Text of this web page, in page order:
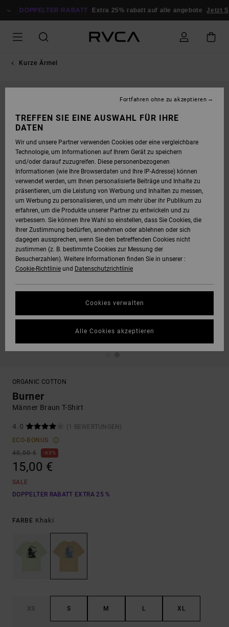
ZUR
DOPPELTER RABATT Extra 25% rabatt auf alle angebote Jetzt
Kurze Ärmel
ORGANIC COTTON
Burner
Männer Braun T-Shirt
4.0
(1 BEWERTUNGEN)
ECO-BONUS
40,00 €
63%
15,00 €
SALE
DOPPELTER RABATT EXTRA 25 %
FARBE Khaki
XS S M L XL
TREFFEN SIE EINE AUSWAHL FÜR IHRE
DATEN
Wir und unsere Partner verwenden Cookies oder eine vergleichbare
Technologie, um Informationen auf Ihrem Gerät zu speichern
und/oder darauf zuzugreifen. Diese personenbezogenen
Informationen (wie Ihre Browserdaten und Ihre IP-Adresse) können
verwendet werden, um Ihnen personalisierte Beiträge und Inhalte zu
präsentieren, um die Leistung von Werbung und Inhalten zu messen,
um Werbung zu personalisieren, und um mehr über ihr Publikum zu
erfahren, um die Produkte unserer Partner zu entwickeln und zu
verbessern. Sie können Ihre Wahl so einstellen, dass Sie Cookies, die
Ihrer Zustimmung bedürfen, annehmen oder ablehnen oder sich
dagegen aussprechen, wenn Sie den betreffenden Cookies nicht
zustimmen (z. B. bestimmte Cookies zur Messung der
Besucherzahlen). Weitere Informationen finden Sie in unserer :
Cookie-Richtlinie und Datenschutzrichtlinie
Cookies verwalten
Fortfahren ohne zu akzeptieren
Alle Cookies akzeptieren